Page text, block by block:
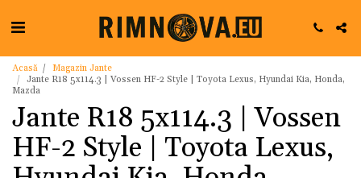
Acasă
Magazin Jante
Jante R18 5x114.3 | Vossen HF-2 Style | Toyota Lexus, Hyundai Kia, Honda,
Mazda
Jante R18 5x114.3 | Vossen
HF-2 Style | Toyota Lexus,